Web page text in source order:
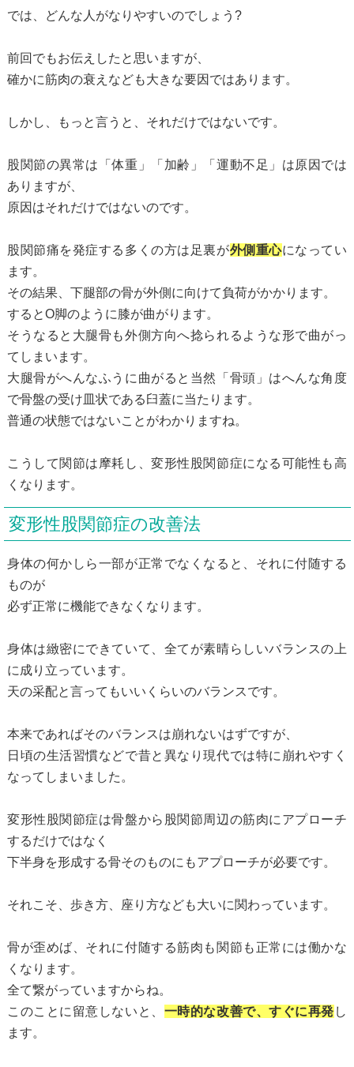
では、どんな人がなりやすいのでしょう?
前回でもお伝えしたと思いますが、
確かに筋肉の衰えなども大きな要因ではあります。
しかし、もっと言うと、それだけではないです。
股関節の異常は「体重」「加齢」「運動不足」は原因では
ありますが、
原因はそれだけではないのです。
股関節痛を発症する多くの方は足裏が外側重心になってい
ます。
その結果、下腿部の骨が外側に向けて負荷がかかります。
するとO脚のように膝が曲がります。
そうなると大腿骨も外側方向へ捻られるような形で曲がっ
てしまいます。
大腿骨がへんなふうに曲がると当然「骨頭」はへんな角度
で骨盤の受け皿状である臼蓋に当たります。
普通の状態ではないことがわかりますね。
こうして関節は摩耗し、変形性股関節症になる可能性も高
くなります。
変形性股関節症の改善法
身体の何かしら一部が正常でなくなると、それに付随する
ものが
必ず正常に機能できなくなります。
身体は緻密にできていて、全てが素晴らしいバランスの上
に成り立っています。
天の采配と言ってもいいくらいのバランスです。
本来であればそのバランスは崩れないはずですが、
日頃の生活習慣などで昔と異なり現代では特に崩れやすく
なってしまいました。
変形性股関節症は骨盤から股関節周辺の筋肉にアプローチ
するだけではなく
下半身を形成する骨そのものにもアプローチが必要です。
それこそ、歩き方、座り方なども大いに関わっています。
骨が歪めば、それに付随する筋肉も関節も正常には働かな
くなります。
全て繋がっていますからね。
このことに留意しないと、 一時的な改善で、すぐに再発 し
ます。